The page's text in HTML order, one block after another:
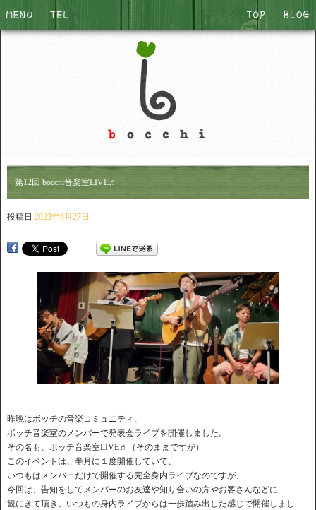
第12回 bocchi音楽室LIVE♬
投稿日 2023年6月27日
昨晩はボッチの音楽コミュニティ、
ボッチ音楽室のメンバーで発表会ライブを開催しました。
その名も、ボッチ音楽室LIVE♬（そのままですが）
このイベントは、半月に１度開催していて、
いつもはメンバーだけで開催する完全身内ライブなのですが、
今回は、告知をしてメンバーのお友達や知り合いの方やお客さんなどに
観にきて頂き、いつもの身内ライブからは一歩踏み出した感じで開催しまし